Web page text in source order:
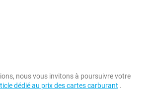
nous vous invitons à poursuivre votre
dédié au prix des cartes carburant .